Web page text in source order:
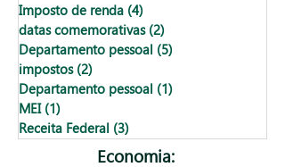
Imposto de renda (4)
datas comemorativas (2)
Departamento pessoal (5)
impostos (2)
Departamento pessoal (1)
MEI (1)
Receita Federal (3)
Economia: